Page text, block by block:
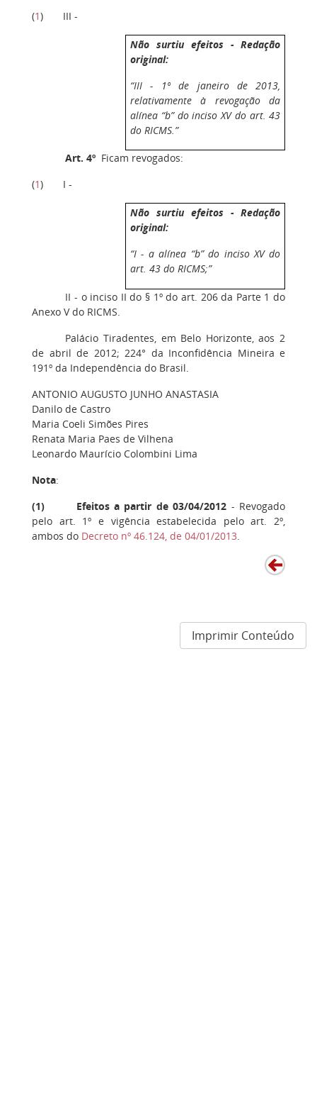
(1) III -
Não surtiu efeitos - Redação
original:
“III - 1º de janeiro de 2013,
relativamente à revogação da
alínea “b” do inciso XV do art. 43
do RICMS.”
Art. 4º Ficam revogados:
(1) I -
Não surtiu efeitos - Redação
original:
“I - a alínea “b” do inciso XV do
art. 43 do RICMS;”
II - o inciso II do § 1º do art. 206 da Parte 1 do
Anexo V do RICMS.
Palácio Tiradentes, em Belo Horizonte, aos 2
de abril de 2012; 224° da Inconfidência Mineira e
191º da Independência do Brasil.
ANTONIO AUGUSTO JUNHO ANASTASIA
Danilo de Castro
Maria Coeli Simões Pires
Renata Maria Paes de Vilhena
Leonardo Maurício Colombini Lima
Nota:
(1) Efeitos a partir de 03/04/2012 - Revogado
pelo art. 1º e vigência estabelecida pelo art. 2º,
ambos do Decreto nº 46.124, de 04/01/2013
Imprimir Conteúdo